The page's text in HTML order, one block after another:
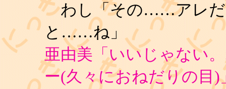
わし「その……アレ
と……ね」
亜由美「いいじゃない
ー(久々におねだりの目)